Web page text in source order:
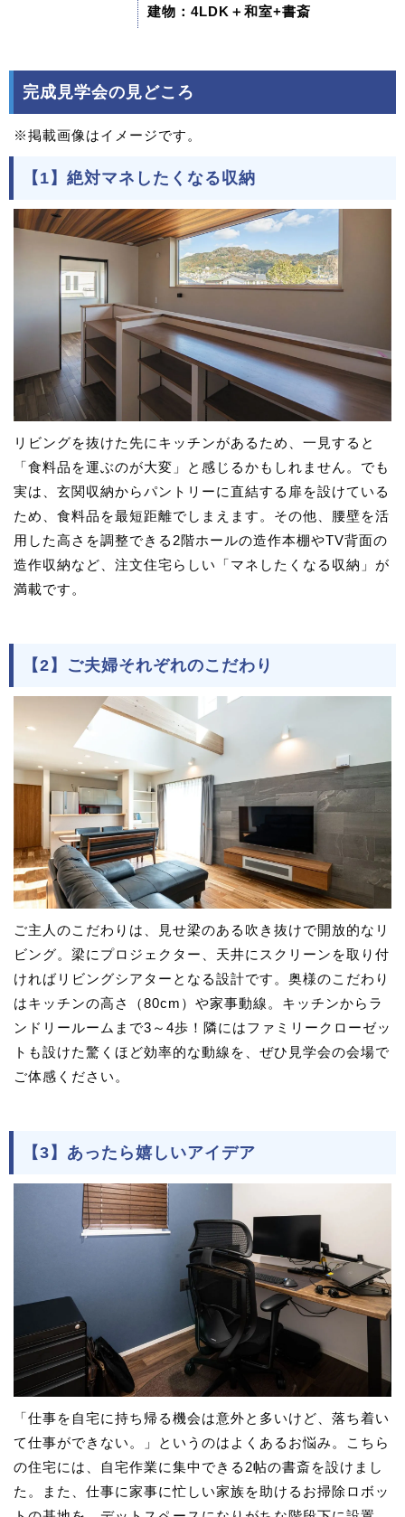
建物：4LDK＋和室+書斎
完成見学会の見どころ
※掲載画像はイメージです。
【1】絶対マネしたくなる収納
リビングを抜けた先にキッチンがあるため、一見すると
「食料品を運ぶのが大変」と感じるかもしれません。でも
実は、玄関収納からパントリーに直結する扉を設けている
ため、食料品を最短距離でしまえます。その他、腰壁を活
用した高さを調整できる2階ホールの造作本棚やTV背面の
造作収納など、注文住宅らしい「マネしたくなる収納」が
満載です。
【2】ご夫婦それぞれのこだわり
ご主人のこだわりは、見せ梁のある吹き抜けで開放的なリ
ビング。梁にプロジェクター、天井にスクリーンを取り付
ければリビングシアターとなる設計です。奥様のこだわり
はキッチンの高さ（80cm）や家事動線。キッチンからラ
ンドリールームまで3～4歩！隣にはファミリークローゼッ
トも設けた驚くほど効率的な動線を、ぜひ見学会の会場で
ご体感ください。
【3】あったら嬉しいアイデア
「仕事を自宅に持ち帰る機会は意外と多いけど、落ち着い
て仕事ができない。」というのはよくあるお悩み。こちら
の住宅には、自宅作業に集中できる2帖の書斎を設けまし
た。また、仕事に家事に忙しい家族を助けるお掃除ロボッ